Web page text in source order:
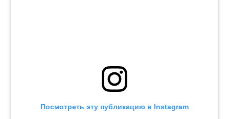
Посмотреть эту публикацию в Instagram